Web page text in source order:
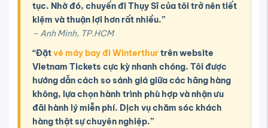
tục. Nhờ đó, chuyến đi Thụy Sĩ của tôi trở nên tiết
kiệm và thuận lợi hơn rất nhiều.”
– Anh Minh, TP.HCM
“Đặtvé máy bay đi Winterthurtrên website
Vietnam Tickets cực kỳ nhanh chóng. Tôi được
hướng dẫn cách so sánh giá giữa các hãng hàng
không, lựa chọn hành trình phù hợp và nhận ưu
đãi hành lý miễn phí. Dịch vụ chăm sóc khách
hàng thật sự chuyên nghiệp.”